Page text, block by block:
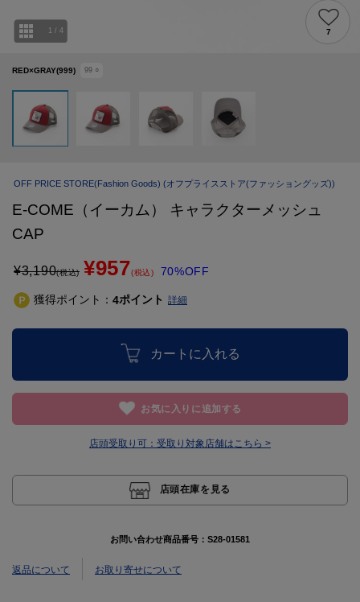
RED×GRAY(999) 99 ○
1 / 4 7
OFF PRICE STORE(Fashion Goods) (オフプライスストア(ファッショングッズ))
E-COME（イーカム） キャラクターメッシュ
CAP
¥3,190(税込) ¥957(税込) 70%OFF
獲得ポイント： 4ポイント 詳細
カートに入れる
お気に入りに追加する
店頭受取り可： 受取り対象店舗はこちら >
店頭在庫を見る
お問い合わせ商品番号： S28-01581
返品について お取り寄せについて